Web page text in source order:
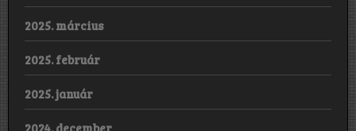
2025. március
2025. február
2025. január
2024. december